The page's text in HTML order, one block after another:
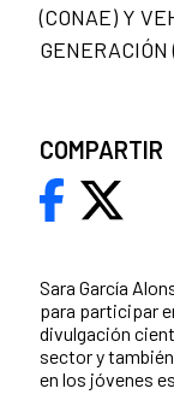
Sara García
para participar
divulgación
sector y
en los jóvenes
(CONAE) Y
GENERACIÓN
COMPARTIR